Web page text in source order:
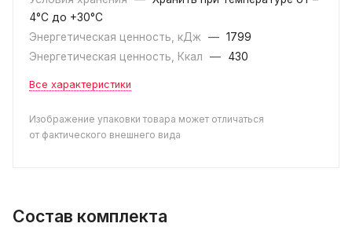
4°С до +30°C
Энергетическая ценность, кДж
— 1799
Энергетическая ценность, Ккал
— 430
Все характеристики
Изображение упаковки товара может отличаться
от фактического внешнего вида
Состав комплекта